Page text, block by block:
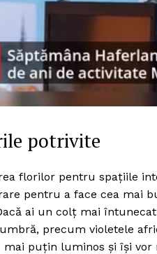
potrivite
florilor pentru spațiile
pentru a face cea mai
ai un colț mai
precum violetele
puțin luminos și își